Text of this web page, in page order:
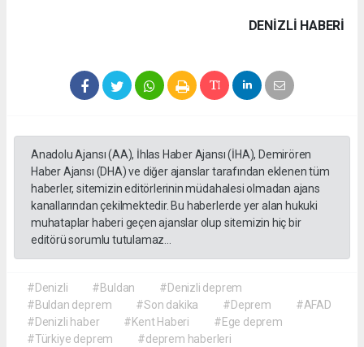
DENIZLI HABERİ
Anadolu Ajansı (AA), İhlas Haber Ajansı (İHA), Demirören
Haber Ajansı (DHA) ve diğer ajanslar tarafından eklenen tüm
haberler, sitemizin editörlerinin müdahalesi olmadan ajans
kanallarından çekilmektedir. Bu haberlerde yer alan hukuki
muhataplar haberi geçen ajanslar olup sitemizin hiç bir
editörü sorumlu tutulamaz...
#Denizli #Buldan
#Denizli deprem
#Buldan deprem
#Son dakika #Deprem
#AFAD
#Denizli haber
#Kent Haberi
#Ege deprem
#Türkiye deprem
#deprem haberleri